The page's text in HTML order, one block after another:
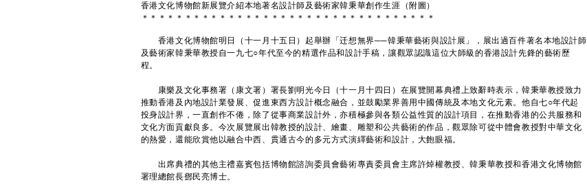
香港文化博物館新展覽介紹本地著名設計師及藝術家韓秉華創作生涯（附圖）
＊ ＊ ＊ ＊ ＊ ＊ ＊ ＊ ＊ ＊ ＊ ＊ ＊ ＊ ＊ ＊ ＊ ＊ ＊ ＊ ＊ ＊ ＊ ＊ ＊ ＊ ＊ ＊ ＊ ＊ ＊ ＊ ＊ ＊
香港文化博物館明日（十一月十五日）起舉辦「迁想無界──韓秉華藝術與設計展」，展出過百件著名本地設計師
及藝術家韓秉華教授自一九七○年代至今的精選作品和設計手稿，讓觀眾認識這位大師級的香港設計先鋒的藝術歷
程。
康樂及文化事務署（康文署）署長劉明光今日（十一月十四日）在展覽開幕典禮上致辭時表示，韓秉華教授致力
推動香港及內地設計業發展、促進東西方設計概念融合，並鼓勵業界善用中國傳統及本地文化元素。他自七○年代起
投身設計界，一直創作不倦，除了從事商業設計外，亦積極參與各類公益性質的設計項目，在推動香港的公共服務和
文化方面貢獻良多。今次展覽展出韓教授的設計、繪畫、雕塑和公共藝術的作品，觀眾除可從中體會教授對中華文化
的熱愛，還能欣賞他以融合中西、貫通古今的多元方式演繹藝術和設計，大飽眼福。
出席典禮的其他主禮嘉賓包括博物館諮詢委員會藝術專責委員會主席許焯權教授、韓秉華教授和香港文化博物館
署理總館長鄧民亮博士。